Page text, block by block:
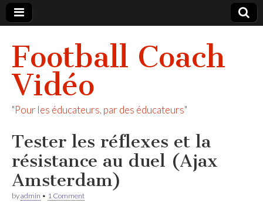
Football Coach
Vidéo
"Pour les éducateurs, par des éducateurs"
Tester les réflexes et la
résistance au duel (Ajax
Amsterdam)
byadmin • 1 Comment